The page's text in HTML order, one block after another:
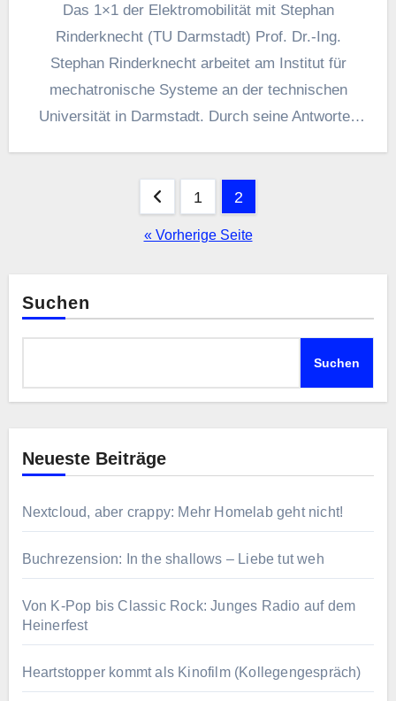
Das 1×1 der Elektromobilität mit Stephan
Rinderknecht (TU Darmstadt) Prof. Dr.-Ing.
Stephan Rinderknecht arbeitet am Institut für
mechatronische Systeme an der technischen
Universität in Darmstadt. Durch seine Antworten
Seitennummerierung
1 2
« Vorherige Seite
Suchen
Suchen
Neueste Beiträge
Nextcloud, aber crappy: Mehr Homelab geht nicht!
Buchrezension: In the shallows – Liebe tut weh
Von K-Pop bis Classic Rock: Junges Radio auf dem
Heinerfest
Heartstopper kommt als Kinofilm (Kollegengespräch)